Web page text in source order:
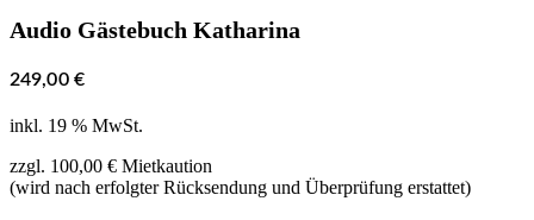
Audio Gästebuch Katharina
249,00 €
inkl. 19 % MwSt.
zzgl. 100,00 € Mietkaution
(wird nach erfolgter Rücksendung und Überprüfung erstattet)